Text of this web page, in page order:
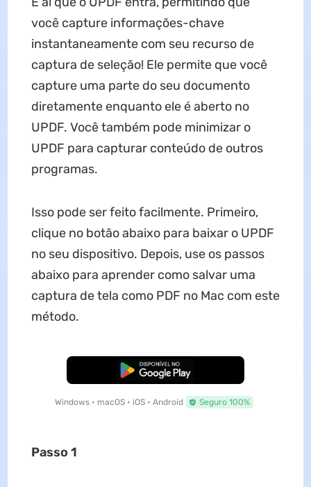
você capture informações-chave
instantaneamente com seu recurso de
captura de seleção! Ele permite que você
capture uma parte do seu documento
diretamente enquanto ele é aberto no
UPDF. Você também pode minimizar o
UPDF para capturar conteúdo de outros
programas.
Isso pode ser feito facilmente. Primeiro,
clique no botão abaixo para baixar o UPDF
no seu dispositivo. Depois, use os passos
abaixo para aprender como salvar uma
captura de tela como PDF no Mac com este
método.
Baixar Grátis
Windows • macOS • iOS • Android Seguro 100%
Passo 1